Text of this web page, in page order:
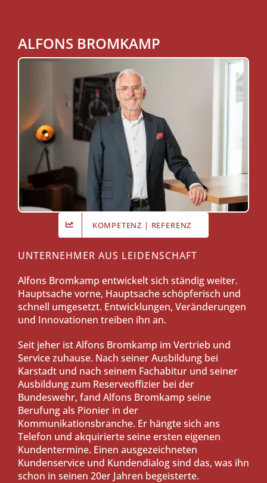
ALFONS BROMKAMP
KOMPETENZ | REFERENZ
UNTERNEHMER AUS LEIDENSCHAFT
Alfons Bromkamp entwickelt sich ständig weiter.
Hauptsache vorne, Hauptsache schöpferisch und
schnell umgesetzt. Entwicklungen, Veränderungen
und Innovationen treiben ihn an.
Seit jeher ist Alfons Bromkamp im Vertrieb und
Service zuhause. Nach seiner Ausbildung bei
Karstadt und nach seinem Fachabitur und seiner
Ausbildung zum Reserveoffizier bei der
Bundeswehr, fand Alfons Bromkamp seine
Berufung als Pionier in der
Kommunikationsbranche. Er hängte sich ans
Telefon und akquirierte seine ersten eigenen
Kundentermine. Einen ausgezeichneten
Kundenservice und Kundendialog sind das, was ihn
schon in seinen 20er Jahren begeisterte.